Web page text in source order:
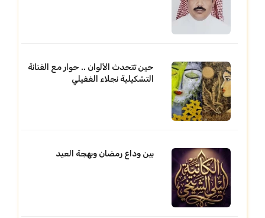
حين تتحدث الألوان .. حوار مع الفنانة
التشكيلية نجلاء الغفيلي
بين وداع رمضان وبهجة العيد